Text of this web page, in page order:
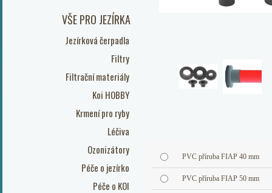
VŠE PRO JEZÍRKA
Jezírková čerpadla
Filtry
Filtrační materiály
Koi HOBBY
Krmení pro ryby
Léčiva
Ozonizátory
Péče o jezírko
Péče o KOI
PVC příruba FIAP 40 mm
PVC příruba FIAP 50 mm